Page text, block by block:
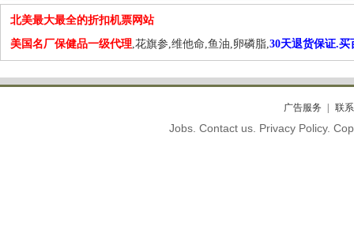
北美最大最全的折扣机票网站
美国名厂保健品一级代理,花旗参,维他命,鱼油,卵磷脂,30天退货保证.买
广告服务 联
Jobs. Contact us. Privacy Policy.